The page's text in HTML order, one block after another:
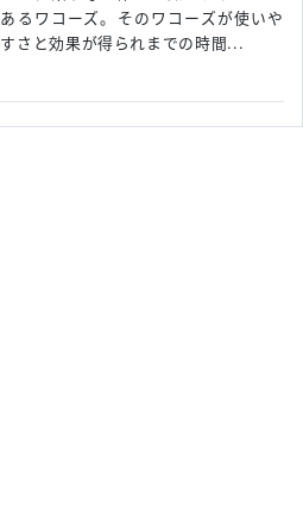
あるワコーズ。そのワコーズが使いや
すさと効果が得られまでの時間...